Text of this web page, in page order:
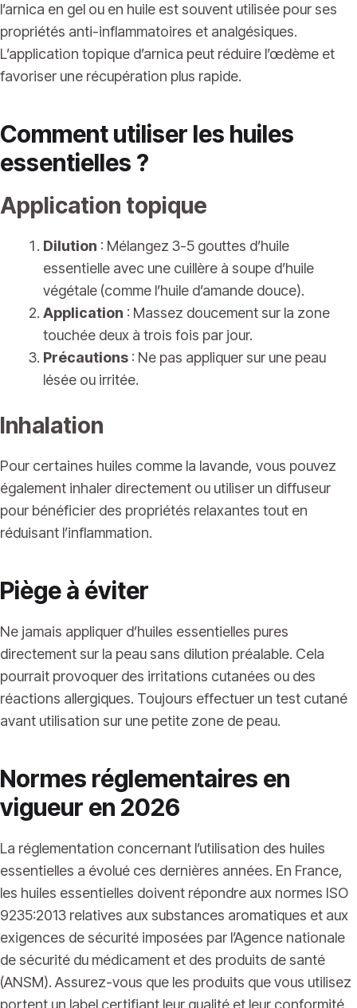
l’arnica en gel ou en huile est souvent utilisée pour ses
propriétés anti-inflammatoires et analgésiques.
L’application topique d’arnica peut réduire l’œdème et
favoriser une récupération plus rapide.
Comment utiliser les huiles
essentielles ?
Application topique
Dilution : Mélangez 3-5 gouttes d’huile
essentielle avec une cuillère à soupe d’huile
végétale (comme l’huile d’amande douce).
Application : Massez doucement sur la zone
touchée deux à trois fois par jour.
Précautions : Ne pas appliquer sur une peau
lésée ou irritée.
Inhalation
Pour certaines huiles comme la lavande, vous pouvez
également inhaler directement ou utiliser un diffuseur
pour bénéficier des propriétés relaxantes tout en
réduisant l’inflammation.
Piège à éviter
Ne jamais appliquer d’huiles essentielles pures
directement sur la peau sans dilution préalable. Cela
pourrait provoquer des irritations cutanées ou des
réactions allergiques. Toujours effectuer un test cutané
avant utilisation sur une petite zone de peau.
Normes réglementaires en
vigueur en 2026
La réglementation concernant l’utilisation des huiles
essentielles a évolué ces dernières années. En France,
les huiles essentielles doivent répondre aux normes ISO
9235:2013 relatives aux substances aromatiques et aux
exigences de sécurité imposées par l’Agence nationale
de sécurité du médicament et des produits de santé
(ANSM). Assurez-vous que les produits que vous utilisez
portent un label certifiant leur qualité et leur conformité